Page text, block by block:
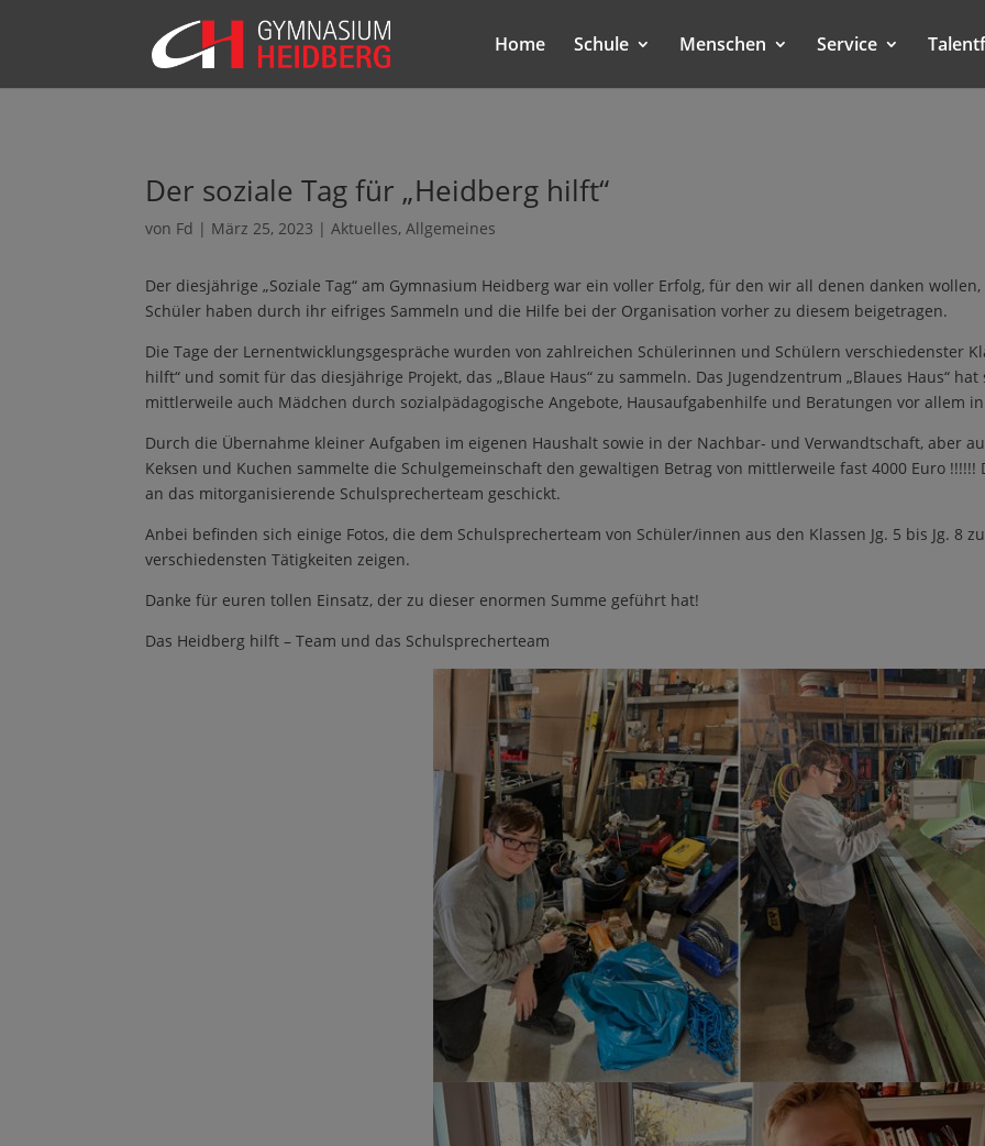
Home Schule Menschen Service
Der soziale Tag für „Heidberg hilft“
von Fd | März 25, 2023 | Aktuelles, Allgemeines
Der diesjährige „Soziale Tag“ am Gymnasium Heidberg war ein voller Erfolg, für den wir all denen danken
Schüler haben durch ihr eifriges Sammeln und die Hilfe bei der Organisation vorher zu diesem beigetragen.
Die Tage der Lernentwicklungsgespräche wurden von zahlreichen Schülerinnen und Schülern verschiedenster
hilft“ und somit für das diesjährige Projekt, das „Blaue Haus“ zu sammeln. Das Jugendzentrum „Blaues Haus“
mittlerweile auch Mädchen durch sozialpädagogische Angebote, Hausaufgabenhilfe und Beratungen vor allem
Durch die Übernahme kleiner Aufgaben im eigenen Haushalt sowie in der Nachbar- und Verwandtschaft, aber
Keksen und Kuchen sammelte die Schulgemeinschaft den gewaltigen Betrag von mittlerweile fast 4000 Euro
an das mitorganisierende Schulsprecherteam geschickt.
Anbei befinden sich einige Fotos, die dem Schulsprecherteam von Schüler/innen aus den Klassen Jg. 5 bis Jg. 8
verschiedensten Tätigkeiten zeigen.
Danke für euren tollen Einsatz, der zu dieser enormen Summe geführt hat!
Das Heidberg hilft – Team und das Schulsprecherteam